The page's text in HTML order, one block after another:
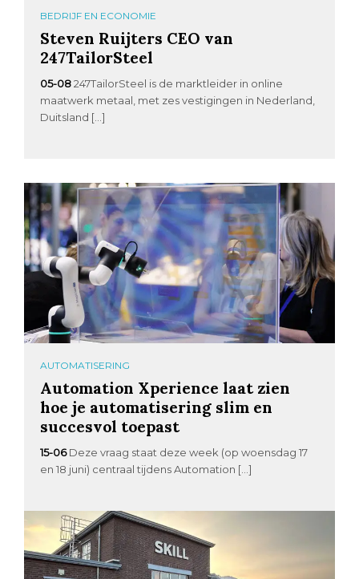
BEDRIJF EN ECONOMIE
Steven Ruijters CEO van
247TailorSteel
05-08 247TailorSteel is de marktleider in online
maatwerk metaal, met zes vestigingen in Nederland,
Duitsland […]
AUTOMATISERING
Automation Xperience laat zien
hoe je automatisering slim en
succesvol toepast
15-06 Deze vraag staat deze week (op woensdag 17
en 18 juni) centraal tijdens Automation […]